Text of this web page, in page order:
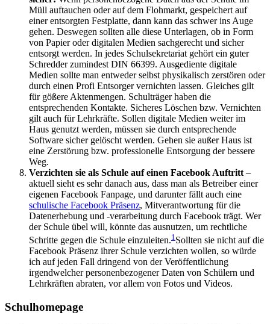
Müll auftauchen oder auf dem Flohmarkt, gespeichert auf
einer entsorgten Festplatte, dann kann das schwer ins Auge
gehen. Deswegen sollten alle diese Unterlagen, ob in Form
von Papier oder digitalen Medien sachgerecht und sicher
entsorgt werden. In jedes Schulsekretariat gehört ein guter
Schredder zumindest DIN 66399‎. Ausgediente digitale
Medien sollte man entweder selbst physikalisch zerstören oder
durch einen Profi Entsorger vernichten lassen. Gleiches gilt
für gößere Aktenmengen. Schulträger haben die
entsprechenden Kontakte. Sicheres Löschen bzw. Vernichten
gilt auch für Lehrkräfte. Sollen digitale Medien weiter im
Haus genutzt werden, müssen sie durch entsprechende
Software sicher gelöscht werden. Gehen sie außer Haus ist
eine Zerstörung bzw. professionelle Entsorgung der bessere
Weg.
Verzichten sie als Schule auf einen Facebook Auftritt –
aktuell sieht es sehr danach aus, dass man als Betreiber einer
eigenen Facebook Fanpage, und darunter fällt auch eine
schulische Facebook Präsenz, Mitverantwortung für die
Datenerhebung und -verarbeitung durch Facebook trägt. Wer
der Schule übel will, könnte das ausnutzen, um rechtliche
Schritte gegen die Schule einzuleiten.1 Sollten sie nicht auf die
Facebook Präsenz ihrer Schule verzichten wollen, so würde
ich auf jeden Fall dringend von der Veröffentlichung
irgendwelcher personenbezogener Daten von Schülern und
Lehrkräften abraten, vor allem von Fotos und Videos.
Schulhomepage